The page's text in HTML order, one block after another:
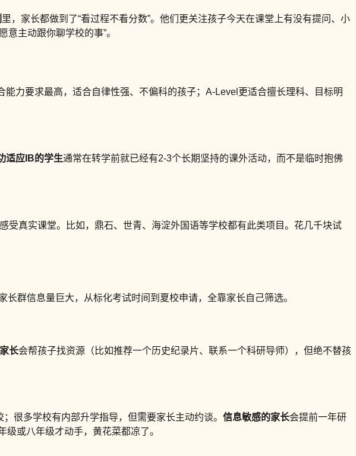
里，家长都做到了“看过程不看分数”。他们更关注孩子今天在课堂上有没有提问、小
主动跟你聊学校的事”。
力要求最高，适合自律性强、不偏科的孩子；A-Level更适合擅长理科、目标明
适应IB的学生通常在转学前就已经有2-3个长期坚持的课外活动，而不是临时抱佛
受真实课堂。比如，鼎石、世青、海淀外国语等学校都有此类项目。花几千块试
长群信息量巨大，从标化考试时间到夏校申请，全靠家长自己筛选。
长会帮孩子找资源（比如推荐一个历史纪录片、联系一个科研导师），但绝不替孩
很多学校有内部升学指导，但需要家长主动约谈。 信息敏感的家长会提前一年研
或八年级才动手，黄花菜都凉了。